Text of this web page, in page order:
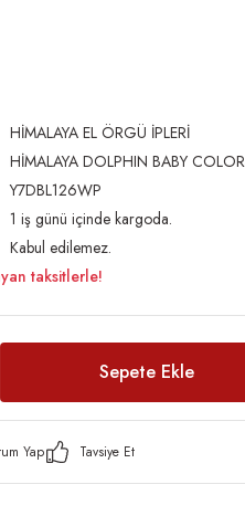
HİMALAYA EL ÖRGÜ İPLERİ
HİMALAYA DOLPHIN BABY
Y7DBL126WP
1 iş günü içinde kargoda.
Kabul edilemez.
taksitlerle!
Sepete Ekle
Yap Tavsiye Et